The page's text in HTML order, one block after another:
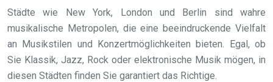
Städte wie New York, London und Berlin sind wahre
musikalische Metropolen, die eine beeindruckende Vielfalt
an Musikstilen und Konzertmöglichkeiten bieten. Egal, ob
Sie Klassik, Jazz, Rock oder elektronische Musik mögen, in
diesen Städten finden Sie garantiert das Richtige.